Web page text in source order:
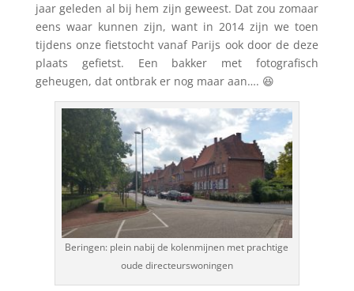
jaar geleden al bij hem zijn geweest. Dat zou zomaar
eens waar kunnen zijn, want in 2014 zijn we toen
tijdens onze fietstocht vanaf Parijs ook door de deze
plaats gefietst. Een bakker met fotografisch
geheugen, dat ontbrak er nog maar aan…. 😆
Beringen: plein nabij de kolenmijnen met prachtige
oude directeurswoningen